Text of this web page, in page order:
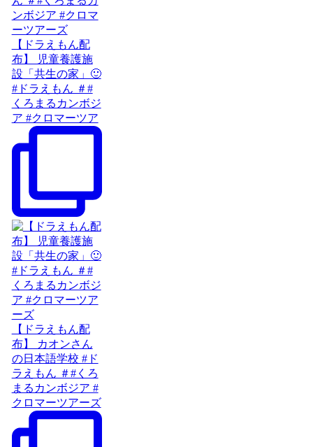
【ドラえもん配
布】 児童養護施
設「共生の家」🙂
#ドラえもん ＃#
くろまるカンボジ
ア #クロマーツア
【ドラえもん配
布】 カオンさん
の日本語学校 #ド
ラえもん ＃#くろ
まるカンボジア #
クロマーツアーズ